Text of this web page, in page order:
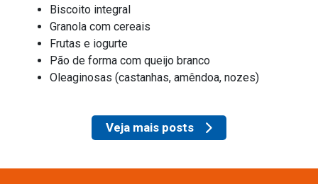
Biscoito integral
Granola com cereais
Frutas e iogurte
Pão de forma com queijo branco
Oleaginosas (castanhas, amêndoa, nozes)
Veja mais posts